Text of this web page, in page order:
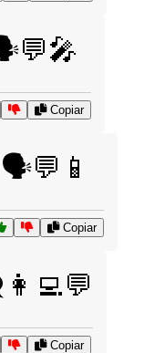
Copiar
🗣️💬📱
Copiar
Copiar